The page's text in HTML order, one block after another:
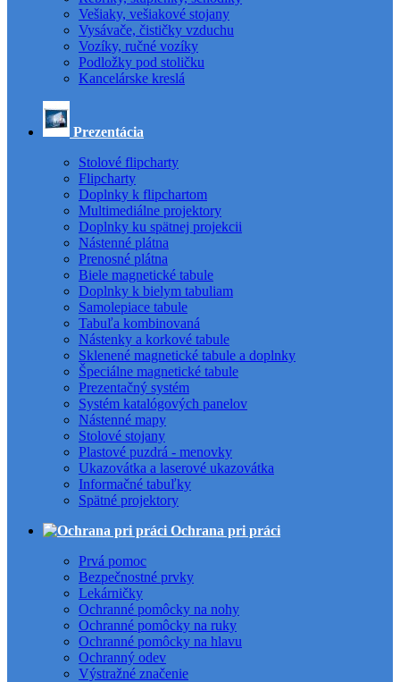
Vešiaky, vešiakové stojany
Vysávače, čističky vzduchu
Vozíky, ručné vozíky
Podložky pod stoličku
Kancelárske kreslá
Prezentácia
Stolové flipcharty
Flipcharty
Doplnky k flipchartom
Multimediálne projektory
Doplnky ku spätnej projekcii
Nástenné plátna
Prenosné plátna
Biele magnetické tabule
Doplnky k bielym tabuliam
Samolepiace tabule
Tabuľa kombinovaná
Nástenky a korkové tabule
Sklenené magnetické tabule a doplnky
Špeciálne magnetické tabule
Prezentačný systém
Systém katalógových panelov
Nástenné mapy
Stolové stojany
Plastové puzdrá - menovky
Ukazovátka a laserové ukazovátka
Informačné tabuľky
Spätné projektory
Ochrana pri práci
Prvá pomoc
Bezpečnostné prvky
Lekárničky
Ochranné pomôcky na nohy
Ochranné pomôcky na ruky
Ochranné pomôcky na hlavu
Ochranný odev
Výstražné značenie